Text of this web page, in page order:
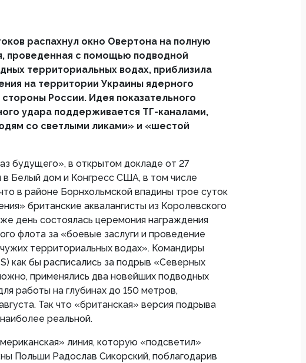
распахнул окно Овертона на полную
проведенная с помощью подводной
территориальных водах, приблизила
на территории Украины ядерного
России. Идея показательного
удара поддерживается ТГ-каналами,
со светлыми ликами» и «шестой
будущего», в открытом докладе от 27
в Белый дом и Конгресс США, в том числе
в районе Борнхольмской впадины трое суток
британские аквалангисты из Королевского
день состоялась церемония награждения
флота за «боевые заслуги и проведение
территориальных водах». Командиры
как бы расписались за подрыв «Северных
применялись два новейших подводных
работы на глубинах до 150 метров,
Так что «британская» версия подрыва
реальной.
линия, которую «подсветил»
Польши Радослав Сикорский, поблагодарив